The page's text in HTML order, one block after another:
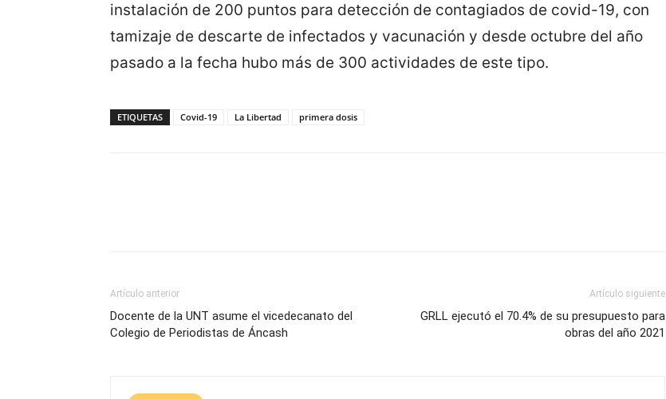
instalación de 200 puntos para detección de contagiados de covid-19, con
tamizaje de descarte de infectados y vacunación y desde octubre del año
pasado a la fecha hubo más de 300 actividades de este tipo.
ETIQUETAS Covid-19 La Libertad primera dosis
Artículo anterior
Docente de la UNT asume el vicedecanato del
Colegio de Periodistas de Áncash
Artículo siguiente
GRLL ejecutó el 70.4% de su presupuesto para
obras del año 2021